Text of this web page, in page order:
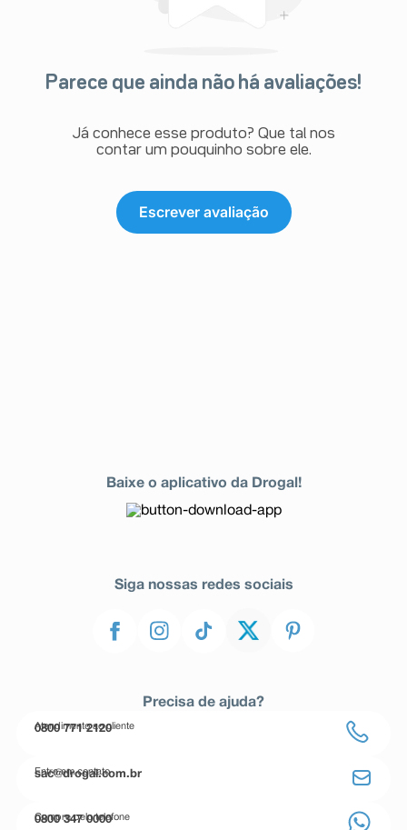
Parece que ainda não há avaliações!
Já conhece esse produto? Que tal nos
contar um pouquinho sobre ele.
Escrever avaliação
Baixe o aplicativo da Drogal!
Siga nossas redes sociais
Precisa de ajuda?
Atendimento ao cliente
0800 771 2120
Entre em contato
sac@drogal.com.br
Compre pelo telefone
0800 347 0000